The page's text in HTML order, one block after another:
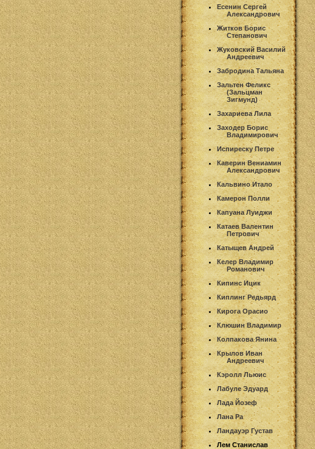
Есенин Сергей
Александрович
Житков Борис
Степанович
Жуковский Василий
Андреевич
Забродина Тальяна
Зальтен Феликс
(Зальцман
Зигмунд)
Захариева Лила
Заходер Борис
Владимирович
Испиреску Петре
Каверин Вениамин
Александрович
Кальвино Итало
Камерон Полли
Капуана Луиджи
Катаев Валентин
Петрович
Катыщев Андрей
Келер Владимир
Романович
Кипинс Ицик
Киплинг Редьярд
Кирога Орасио
Клюшин Владимир
Колпакова Янина
Крылов Иван
Андреевич
Кэролл Льюис
Лабуле Эдуард
Лада Йозеф
Лана Ра
Ландауэр Густав
Лем Станислав